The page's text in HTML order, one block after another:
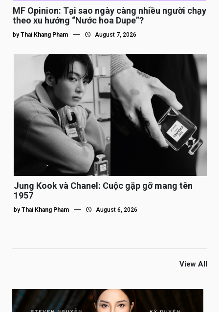
MF Opinion: Tại sao ngày càng nhiều người chạy
theo xu hướng “Nước hoa Dupe”?
by Thai Khang Pham August 7, 2026
Jung Kook và Chanel: Cuộc gặp gỡ mang tên
1957
by Thai Khang Pham August 6, 2026
View All